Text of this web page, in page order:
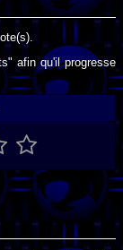
afin qu'il progresse